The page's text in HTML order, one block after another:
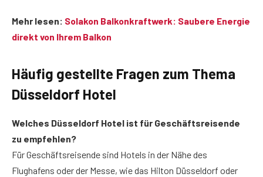
Mehr lesen: Solakon Balkonkraftwerk: Saubere Energie
direkt von Ihrem Balkon
Häufig gestellte Fragen zum Thema
Düsseldorf Hotel
Welches Düsseldorf Hotel ist für Geschäftsreisende
zu empfehlen?
Für Geschäftsreisende sind Hotels in der Nähe des
Flughafens oder der Messe, wie das Hilton Düsseldorf oder